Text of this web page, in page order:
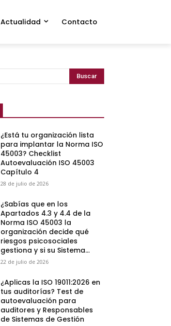
Actualidad Contacto
Buscar
¿Está tu organización lista
para implantar la Norma ISO
45003? Checklist
Autoevaluación ISO 45003
Capítulo 4
28 de julio de 2026
¿Sabías que en los
Apartados 4.3 y 4.4 de la
Norma ISO 45003 la
organización decide qué
riesgos psicosociales
gestiona y si su Sistema...
22 de julio de 2026
¿Aplicas la ISO 19011:2026 en
tus auditorías? Test de
autoevaluación para
auditores y Responsables
de Sistemas de Gestión